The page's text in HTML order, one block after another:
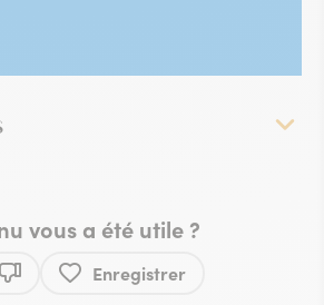
vous a été utile ?
Enregistrer